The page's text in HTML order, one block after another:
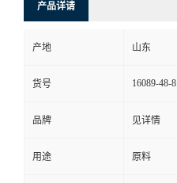
产品详请
产地 山东
货号 16089-48-8
品牌 见详情
用途 原料